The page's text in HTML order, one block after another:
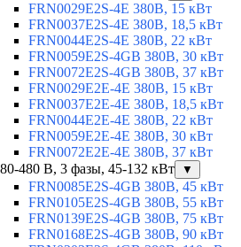
FRN0029E2S-4E 380В, 15 кВт
FRN0037E2S-4E 380В, 18,5 кВт
FRN0044E2S-4E 380В, 22 кВт
FRN0059E2S-4GB 380В, 30 кВт
FRN0072E2S-4GB 380В, 37 кВт
FRN0029E2E-4E 380В, 15 кВт
FRN0037E2E-4E 380В, 18,5 кВт
FRN0044E2E-4E 380В, 22 кВт
FRN0059E2E-4E 380В, 30 кВт
FRN0072E2E-4E 380В, 37 кВт
480 В, 3 фазы, 45-132 кВт
▼
FRN0085E2S-4GB 380В, 45 кВт
FRN0105E2S-4GB 380В, 55 кВт
FRN0139E2S-4GB 380В, 75 кВт
FRN0168E2S-4GB 380В, 90 кВт